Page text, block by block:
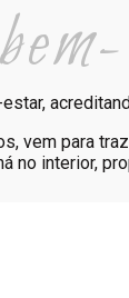
vem para
no interior,